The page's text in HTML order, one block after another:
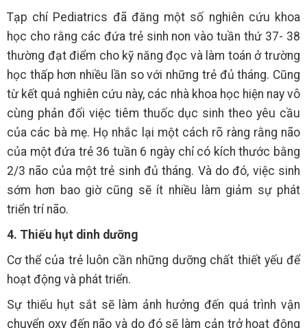
Tạp chí Pediatrics đã đăng một số nghiên cứu khoa
học cho rằng các đứa trẻ sinh non vào tuần thứ 37- 38
thường đạt điểm cho kỹ năng đọc và làm toán ở trường
học thấp hơn nhiều lần so với những trẻ đủ tháng. Cũng
từ kết quả nghiên cứu này, các nhà khoa học hiện nay vô
cùng phản đối việc tiêm thuốc dục sinh theo yêu cầu
của các bà mẹ. Họ nhắc lại một cách rõ ràng rằng não
của một đứa trẻ 36 tuần 6 ngày chỉ có kích thước bằng
2/3 não của một trẻ sinh đủ tháng. Và do đó, việc sinh
sớm hơn bao giờ cũng sẽ ít nhiều làm giảm sự phát
triển trí não.
4. Thiếu hụt dinh dưỡng
Cơ thể của trẻ luôn cần những dưỡng chất thiết yếu để
hoạt động và phát triển.
Sự thiếu hụt sắt sẽ làm ảnh hưởng đến quá trình vận
chuyển oxy đến não và do đó sẽ làm cản trở hoạt động